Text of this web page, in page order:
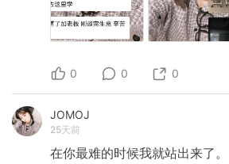
0 0 0
JOMOJ
25天前
在你最难的时候我就站出来了。